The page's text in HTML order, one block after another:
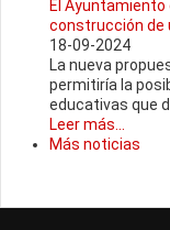
El Ayuntamiento
construcción de
18-09-2024
La nueva
permitiría la
educativas que
Leer más...
Más noticias